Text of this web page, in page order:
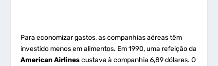
Para economizar gastos, as companhias aéreas têm
investido menos em alimentos. Em 1990, uma refeição da
American Airlinescustava à companhia 6,89 dólares. O